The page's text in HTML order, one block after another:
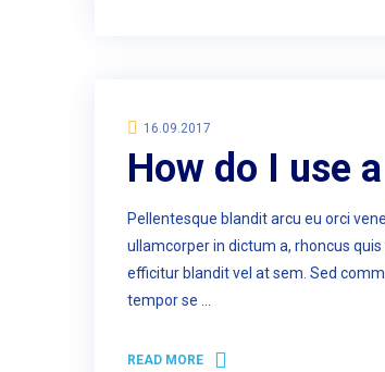
16.09.2017
How do I use
Pellentesque blandit arcu eu orci
ullamcorper in dictum a, rhoncus
efficitur blandit vel at sem. Sed
tempor se …
READ MORE